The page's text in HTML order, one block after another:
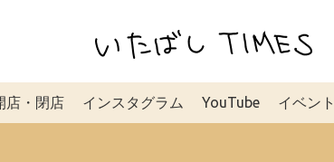
店・閉店 インスタグラム YouTube イベント